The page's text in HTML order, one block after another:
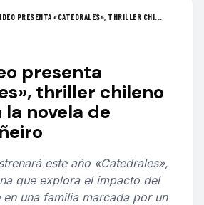
PRESENTA «CATEDRALES», THRILLER CHI...
presenta
thriller chileno
novela de
este año «Catedrales»,
que explora el impacto del
una familia marcada por un